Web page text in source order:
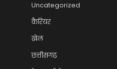
Uncategorized
कैरियर
खेल
छत्तीसगढ़